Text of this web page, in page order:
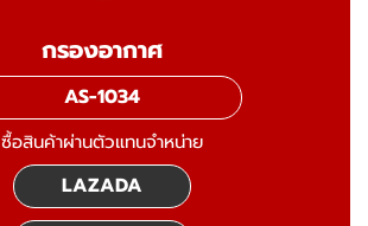
กรองอากาศ
AS-1034
ซื้อสินค้าผ่านตัวแทนจำหน่าย
LAZADA